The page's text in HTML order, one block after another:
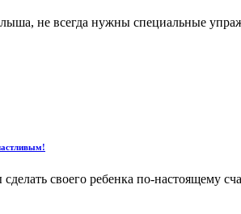
не всегда нужны специальные
своего ребенка по-настоящему